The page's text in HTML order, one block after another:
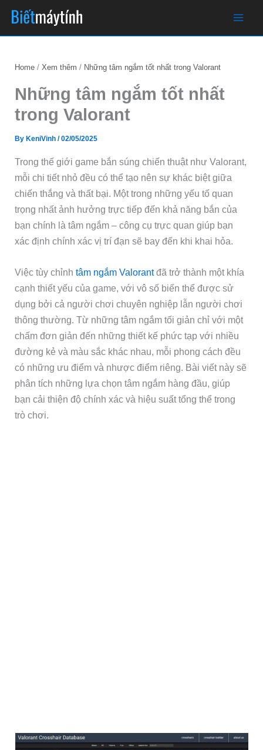
content
Home Xem thêm Những tâm ngắm tốt nhất trong Valorant
Những tâm ngắm tốt nhất
trong Valorant
By KeniVinh/02/05/2025
Trong thế giới game bắn súng chiến thuật như Valorant,
mỗi chi tiết nhỏ đều có thể tạo nên sự khác biệt giữa
chiến thắng và thất bại. Một trong những yếu tố quan
trọng nhất ảnh hưởng trực tiếp đến khả năng bắn của
bạn chính là tâm ngắm – công cụ trực quan giúp bạn
xác định chính xác vị trí đạn sẽ bay đến khi khai hỏa.
Việc tùy chỉnhtâm ngắm Valorantđã trở thành một khía
cạnh thiết yếu của game, với vô số biến thể được sử
dụng bởi cả người chơi chuyên nghiệp lẫn người chơi
thông thường. Từ những tâm ngắm tối giản chỉ với một
chấm đơn giản đến những thiết kế phức tạp với nhiều
đường kẻ và màu sắc khác nhau, mỗi phong cách đều
có những ưu điểm và nhược điểm riêng. Bài viết này sẽ
phân tích những lựa chọn tâm ngắm hàng đầu, giúp
bạn cải thiện độ chính xác và hiệu suất tổng thể trong
trò chơi.